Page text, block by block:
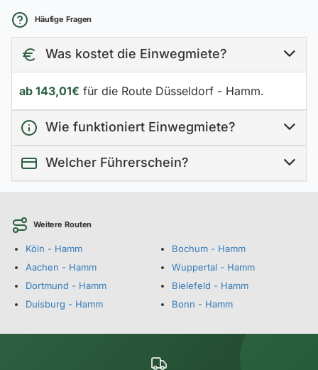
Häufige Fragen
Was kostet die Einwegmiete?
ab 143,01€ für die Route Düsseldorf - Hamm.
Wie funktioniert Einwegmiete?
Welcher Führerschein?
Weitere Routen
Köln - Hamm
Aachen - Hamm
Dortmund - Hamm
Duisburg - Hamm
Bochum - Hamm
Wuppertal - Hamm
Bielefeld - Hamm
Bonn - Hamm